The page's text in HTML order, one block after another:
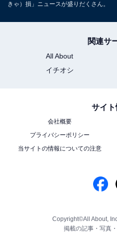
きゃ）損」ニュースが盛りだくさん。
関連サ
All About
イチオシ
サイト
会社概要
プライバシーポリシー
当サイトの情報についての注意
Copyright©All About,
掲載の記事・写真